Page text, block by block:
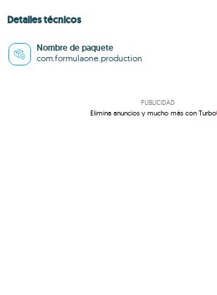
Detalles técnicos
Nombre de paquete
com.formulaone.production
PUBLICIDAD
Elimina anuncios y mucho más con Turbo